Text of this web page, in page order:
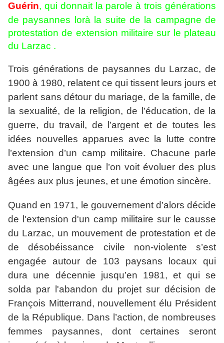
Guérin, qui donnait la parole à trois générations
de paysannes lorà la suite de la campagne de
protestation de extension militaire sur le plateau
du Larzac .
Trois générations de paysannes du Larzac, de
1900 à 1980, relatent ce qui tissent leurs jours et
parlent sans détour du mariage, de la famille, de
la sexualité, de la religion, de l’éducation, de la
guerre, du travail, de l’argent et de toutes les
idées nouvelles apparues avec la lutte contre
l’extension d’un camp militaire. Chacune parle
avec une langue que l’on voit évoluer des plus
âgées aux plus jeunes, et une émotion sincère.
Quand en 1971, le gouvernement d’alors décide
de l'extension d'un camp militaire sur le causse
du Larzac, un mouvement de protestation et de
de désobéissance civile non-violente s’est
engagée autour de 103 paysans locaux qui
dura une décennie jusqu’en 1981, et qui se
solda par l'abandon du projet sur décision de
François Mitterrand, nouvellement élu Président
de la République. Dans l’action, de nombreuses
femmes paysannes, dont certaines seront